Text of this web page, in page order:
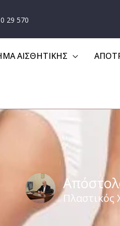
29 570
ΑΙΣΘΗΤΙΚΗΣ
Πλαστικός